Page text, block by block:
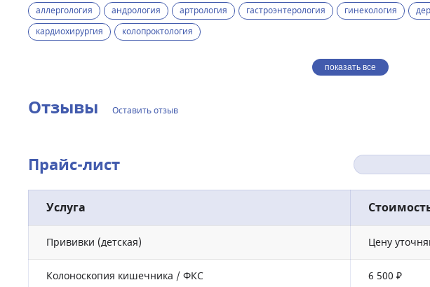
аллергология андрология артрология гастроэнтерология гинекология
кардиохирургия
колопроктология
показать все
Отзывы Оставить отзыв
Прайс-лист
Услуга
Прививки (детская) Цену
Колоноскопия кишечника / ФКС 6 500 ₽